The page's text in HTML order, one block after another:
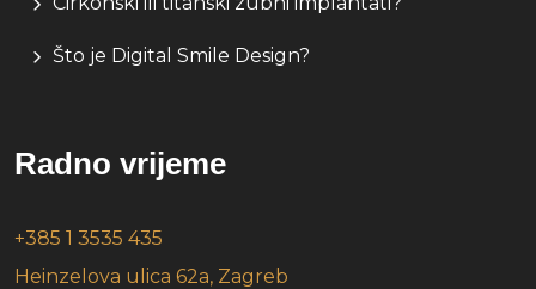
Što je Digital Smile Design?
Radno vrijeme
+385 1 3535 435
Heinzelova ulica 62a, Zagreb